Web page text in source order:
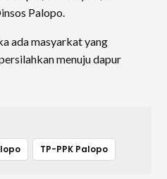
Palopo.
ada masyarkat yang
menuju dapur
TP-PPK Palopo